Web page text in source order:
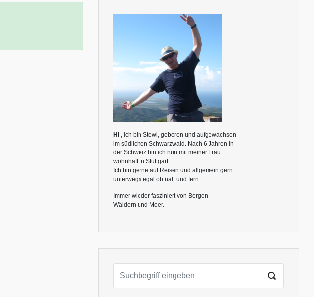
Hi , ich bin Stewi, geboren und aufgewachsen
im südlichen Schwarzwald. Nach 6 Jahren in
der Schweiz bin ich nun mit meiner Frau
wohnhaft in Stuttgart.
Ich bin gerne auf Reisen und allgemein gern
unterwegs egal ob nah und fern.
Immer wieder fasziniert von Bergen,
Wäldern und Meer.